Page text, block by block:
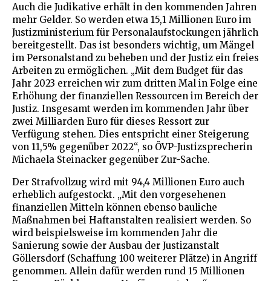
Auch die Judikative erhält in den kommenden Jahren
mehr Gelder. So werden etwa 15,1 Millionen Euro im
Justizministerium für Personalaufstockungen jährlich
bereitgestellt. Das ist besonders wichtig, um Mängel
im Personalstand zu beheben und der Justiz ein freies
Arbeiten zu ermöglichen. „Mit dem Budget für das
Jahr 2023 erreichen wir zum dritten Mal in Folge eine
Erhöhung der finanziellen Ressourcen im Bereich der
Justiz. Insgesamt werden im kommenden Jahr über
zwei Milliarden Euro für dieses Ressort zur
Verfügung stehen. Dies entspricht einer Steigerung
von 11,5% gegenüber 2022“, so ÖVP-Justizsprecherin
Michaela Steinacker gegenüber Zur-Sache.
Der Strafvollzug wird mit 94,4 Millionen Euro auch
erheblich aufgestockt. „Mit den vorgesehenen
finanziellen Mitteln können ebenso bauliche
Maßnahmen bei Haftanstalten realisiert werden. So
wird beispielsweise im kommenden Jahr die
Sanierung sowie der Ausbau der Justizanstalt
Göllersdorf (Schaffung 100 weiterer Plätze) in Angriff
genommen. Allein dafür werden rund 15 Millionen